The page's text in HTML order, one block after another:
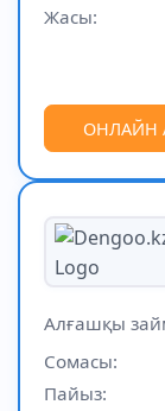
Жасы:
ОНЛАЙН
Алғашқы
Сомасы:
Пайыз: